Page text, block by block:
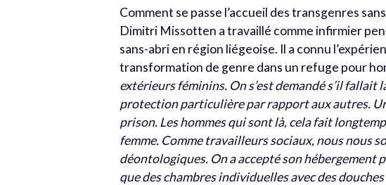
Comment se passe l’accueil des transgenres
Dimitri Missotten a travaillé comme infirmier
sans-abri en région liégeoise. Il a connu
transformation de genre dans un refuge pour
extérieurs féminins. On s’est demandé s’il
protection particulière par rapport aux autres.
prison. Les hommes qui sont là, cela fait
femme. Comme travailleurs sociaux, nous nous
déontologiques. On a accepté son hébergement
que des chambres individuelles avec des